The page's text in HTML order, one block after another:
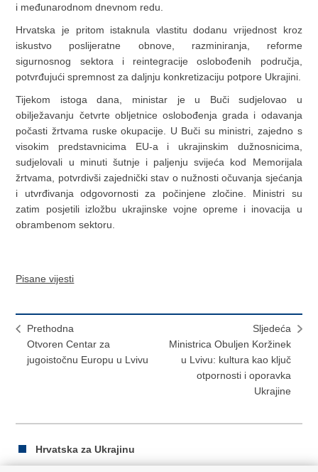
i međunarodnom dnevnom redu.
Hrvatska je pritom istaknula vlastitu dodanu vrijednost kroz
iskustvo poslijeratne obnove, razminiranja, reforme
sigurnosnog sektora i reintegracije oslobođenih područja,
potvrđujući spremnost za daljnju konkretizaciju potpore Ukrajini.
Tijekom istoga dana, ministar je u Buči sudjelovao u
obilježavanju četvrte obljetnice oslobođenja grada i odavanja
počasti žrtvama ruske okupacije. U Buči su ministri, zajedno s
visokim predstavnicima EU-a i ukrajinskim dužnosnicima,
sudjelovali u minuti šutnje i paljenju svijeća kod Memorijala
žrtvama, potvrdivši zajednički stav o nužnosti očuvanja sjećanja
i utvrđivanja odgovornosti za počinjene zločine. Ministri su
zatim posjetili izložbu ukrajinske vojne opreme i inovacija u
obrambenom sektoru.
Pisane vijesti
Prethodna
Otvoren Centar za
jugoistočnu Europu u Lvivu
Sljedeća
Ministrica Obuljen Koržinek
u Lvivu: kultura kao ključ
otpornosti i oporavka
Ukrajine
Hrvatska za Ukrajinu